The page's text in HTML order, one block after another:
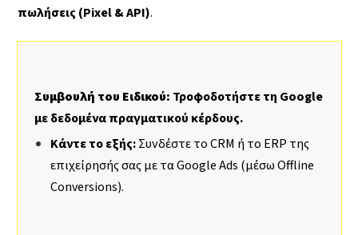
πωλήσεις (Pixel & API).
Συμβουλή του Ειδικού: Τροφοδοτήστε τη Google
με δεδομένα πραγματικού κέρδους.
Κάντε το εξής:Συνδέστε το CRM ή το ERP της
επιχείρησής σας με τα Google Ads (μέσω Offline
Conversions).